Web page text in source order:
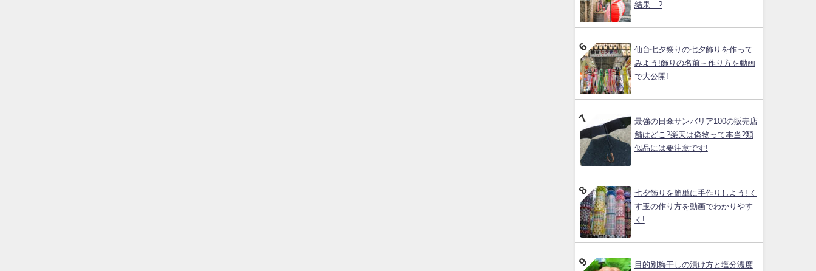
結果…?
仙台七夕祭りの七夕飾りを作って
みよう!飾りの名前～作り方を動画
で大公開!
最強の日傘サンバリア100の販売店
舗はどこ?楽天は偽物って本当?類
似品には要注意です!
七夕飾りを簡単に手作りしよう! く
す玉の作り方を動画でわかりやす
く!
目的別梅干しの漬け方と塩分濃度